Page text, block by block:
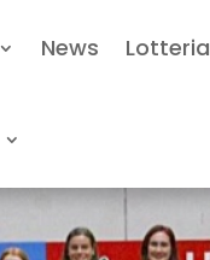
News Lotteria